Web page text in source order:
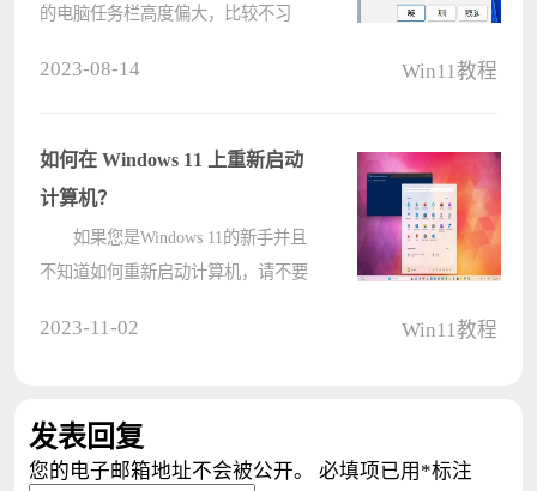
的电脑任务栏高度偏大，比较不习
家整理了win11底部任务栏大小调整
方法分????
2023-08-14 Win11教程
如何在 Windows 11 上重新启动
计算机？
如果您是Windows 11的新手并且
不知道如何重新启动计算机，请不要
2023-11-02 Win11教程
发表回复
您的电子邮箱地址不会被公开。 必填项已用 *标注